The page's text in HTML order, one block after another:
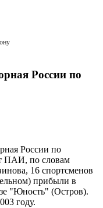
России по
России по
ПАИ, по словам
16 спортсменов
прибыли в
"Юность" (Остров).
году.